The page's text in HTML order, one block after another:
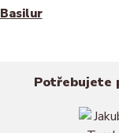
Basilur
Potřebujete